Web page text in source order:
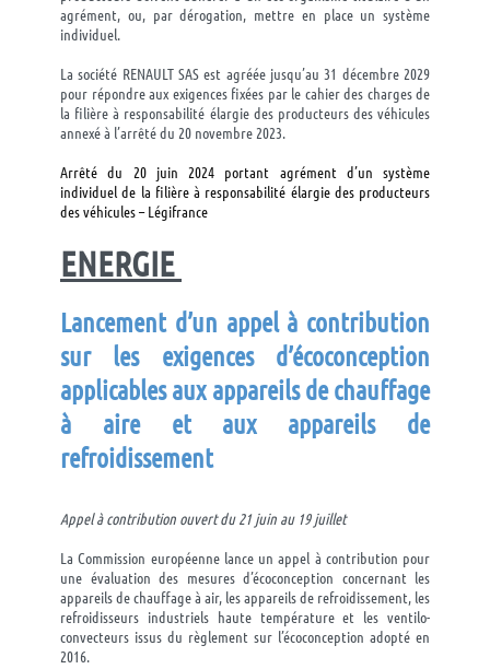
agrément, ou, par dérogation, mettre en place un système
individuel.
La société RENAULT SAS est agréée jusqu’au 31 décembre 2029
pour répondre aux exigences fixées par le cahier des charges de
la filière à responsabilité élargie des producteurs des véhicules
annexé à l’arrêté du 20 novembre 2023.
Arrêté du 20 juin 2024 portant agrément d’un système
individuel de la filière à responsabilité élargie des producteurs
des véhicules – Légifrance
ENERGIE
Lancement d’un appel à contribution
sur les exigences d’écoconception
applicables aux appareils de chauffage
à aire et auxappareils de
refroidissement
Appel à contribution ouvert du 21 juin au 19 juillet
La Commission européenne lance un appel à contribution pour
une évaluation des mesures d’écoconception concernant les
appareils de chauffage à air, les appareils de refroidissement, les
refroidisseurs industriels haute température et les ventilo-
convecteurs issus du règlement sur l’écoconception adopté en
2016.